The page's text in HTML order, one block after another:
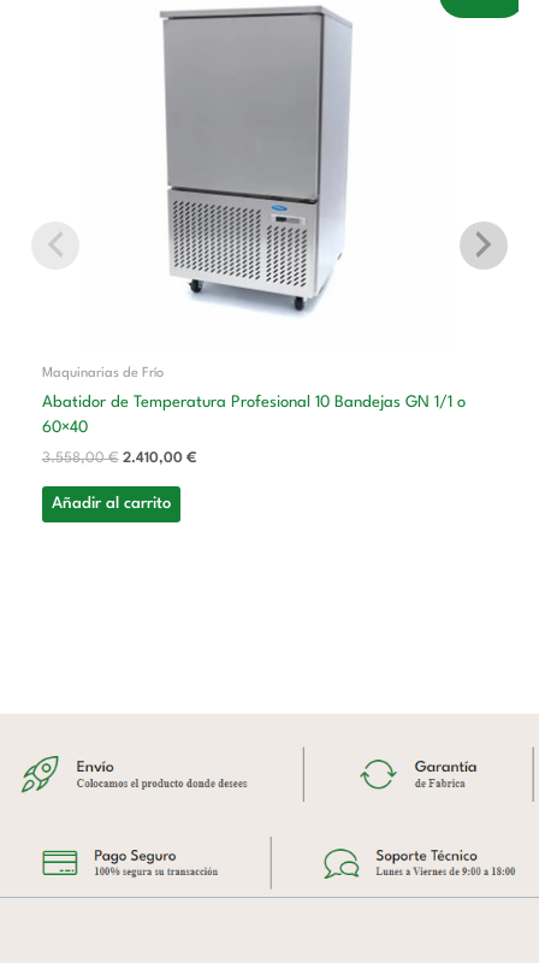
Maquinarias de Frío
Abatidor de Temperatura Profesional 10 Bandejas GN 1/1 o
60×40
3.558,00€
original
2.410,00 €
Añadir al carrito